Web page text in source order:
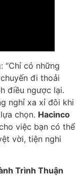
“Chỉ có những
đi thoải
điều ngược lại.
nghỉ xa xỉ đôi khi
chọn. Hacinco
việc bạn có thể
vời, tiện nghi
Trình Thuận